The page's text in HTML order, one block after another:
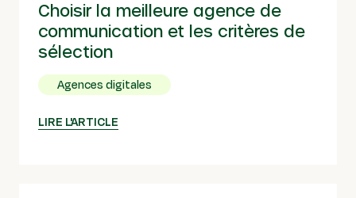
Choisir la meilleure agence de
communication et les critères de
sélection
Agences digitales
LIRE L'ARTICLE